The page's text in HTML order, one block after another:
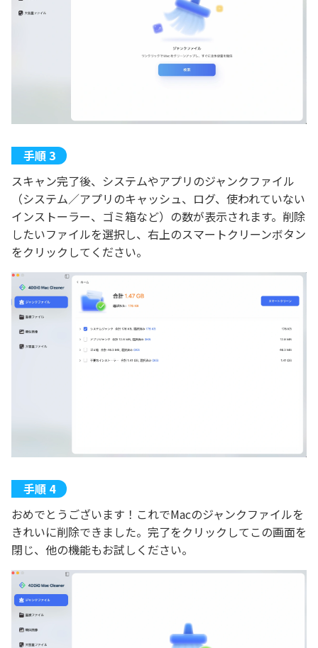
スキャン完了後、システムやアプリのジャンクファイル
（システム／アプリのキャッシュ、ログ、使われていない
インストーラー、ゴミ箱など）の数が表示されます。削除
したいファイルを選択し、右上のスマートクリーンボタン
をクリックしてください。
おめでとうございます！これでMacのジャンクファイルを
きれいに削除できました。完了をクリックしてこの画面を
閉じ、他の機能もお試しください。